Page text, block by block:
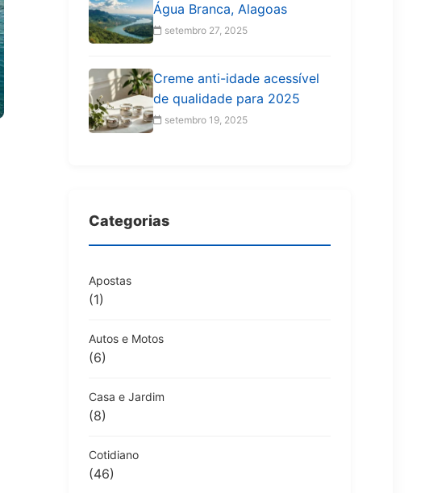
Água Branca, Alagoas
setembro 27, 2025
Creme anti-idade acessível
de qualidade para 2025
setembro 19, 2025
Categorias
Apostas
(1)
Autos e Motos
(6)
Casa e Jardim
(8)
Cotidiano
(46)